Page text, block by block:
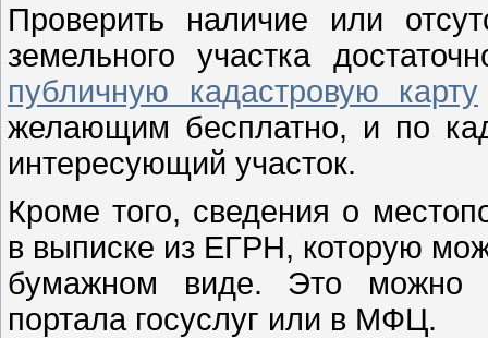
Проверить наличие или
земельного участка
публичную кадастровую карту
желающим бесплатно, и по
интересующий участок.
Кроме того, сведения о
в выписке из ЕГРН, которую
бумажном виде. Это можно
портала госуслуг или в МФЦ.